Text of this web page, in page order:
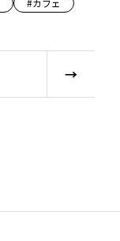
#カフェ
→